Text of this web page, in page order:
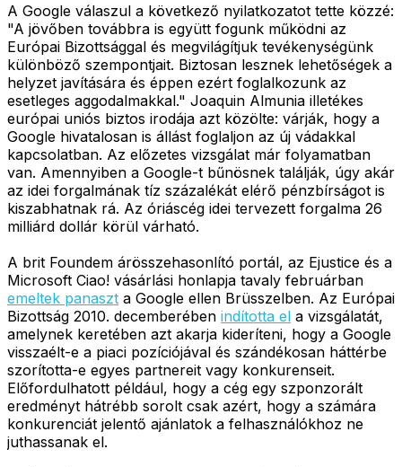
A Google válaszul a következő nyilatkozatot tette közzé:
"A jövőben továbbra is együtt fogunk működni az
Európai Bizottsággal és megvilágítjuk tevékenységünk
különböző szempontjait. Biztosan lesznek lehetőségek a
helyzet javítására és éppen ezért foglalkozunk az
esetleges aggodalmakkal." Joaquin Almunia illetékes
európai uniós biztos irodája azt közölte: várják, hogy a
Google hivatalosan is állást foglaljon az új vádakkal
kapcsolatban. Az előzetes vizsgálat már folyamatban
van. Amennyiben a Google-t bűnösnek találják, úgy akár
az idei forgalmának tíz százalékát elérő pénzbírságot is
kiszabhatnak rá. Az óriáscég idei tervezett forgalma 26
milliárd dollár körül várható.
A brit Foundem árösszehasonlító portál, az Ejustice és a
Microsoft Ciao! vásárlási honlapja tavaly februárban
emeltek panaszt a Google ellen Brüsszelben. Az Európai
Bizottság 2010. decemberében indította el a vizsgálatát,
amelynek keretében azt akarja kideríteni, hogy a Google
visszaélt-e a piaci pozíciójával és szándékosan háttérbe
szorította-e egyes partnereit vagy konkurenseit.
Előfordulhatott például, hogy a cég egy szponzorált
eredményt hátrébb sorolt csak azért, hogy a számára
konkurenciát jelentő ajánlatok a felhasználókhoz ne
juthassanak el.